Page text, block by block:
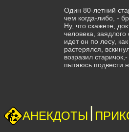
Один 80-летний
чем когда-либо, -
Ну, что скажете,
человека,
идет он по лесу,
растерялся,
возразил
пытаюсь подвести
АНЕКДОТЫ |